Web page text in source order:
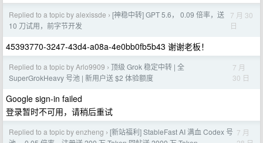
Replied to a topic by alexissde › [神稳中转] GPT 5.6， 0.09 倍率，送
10 刀试用，前字节开发
7 月 30
日
45393770-3247-43d4-a08a-4e0bb0fb5b43 谢谢老板！
Replied to a topic by Arlo9909 › 顶级 Grok 稳定中转 | 全
SuperGrokHeavy 号池 | 新用户送 $2 体验额度
7 月
30 日
Google sign-in failed
登录暂时不可用，请稍后重试
Replied to a topic by enzheng › [新站福利] StableFast AI 满血 Codex 号 7 月